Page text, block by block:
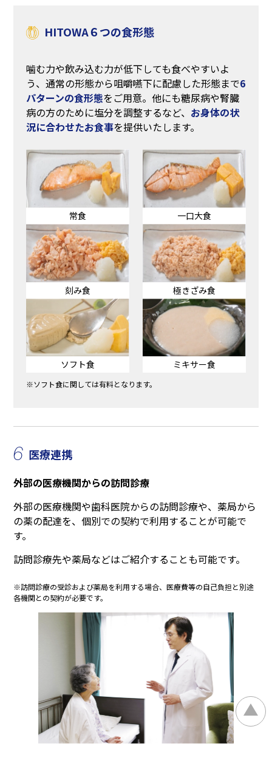
HITOWA６つの食形態
噛む力や飲み込む力が低下しても食べやすいよ
う、通常の形態から咀嚼嚥下に配慮した形態まで6
パターンの食形態をご用意。他にも糖尿病や腎臓
病の方のために塩分を調整するなど、 お身体の状
況に合わせたお食事を提供いたします。
常食 一口大食
刻み食 極きざみ食
ソフト食 ミキサー食
※ソフト食に関しては有料となります。
6 医療連携
外部の医療機関からの訪問診療
外部の医療機関や歯科医院からの訪問診療や、薬局から
の薬の配達を、個別での契約で利用することが可能で
す。
訪問診療先や薬局などはご紹介することも可能です。
※訪問診療の受診および薬局を利用する場合、医療費等の自己負担と別途
各機関との契約が必要です。